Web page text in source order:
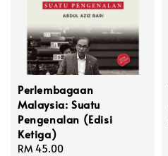
Perlembagaan
Malaysia: Suatu
Pengenalan (Edisi
Ketiga)
Regular
RM 45.00